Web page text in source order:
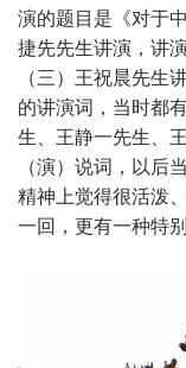
演的题目是《对于
捷先先生讲演，讲
（三）王祝晨先生
的讲演词，当时都
生、王静一先生、
（演）说词，以后
精神上觉得很活泼
一回，更有一种特